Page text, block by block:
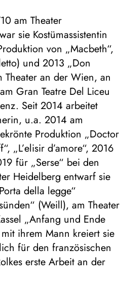
am Theater
sie Kostümassistentin
von „Macbeth“,
und 2013 „Don
Theater an der Wien, an
Gran Teatre Del Liceu
Seit 2014 arbeitet
u.a. 2014 am
Produktion „Doctor
„L’elisir d’amore“, 2016
für „Serse“ bei den
Heidelberg entwarf sie
della legge“
(Weill), am Theater
„Anfang und Ende
ihrem Mann kreiert sie
für den französischen
erste Arbeit an der